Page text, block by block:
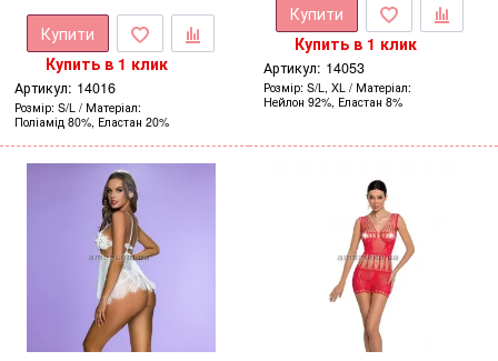
Купити
Купить в 1 клик
Артикул: 14016
Розмір S/L
Матеріал
Поліамід 80%, Еластан 20%
Купити
Купить в 1 клик
Артикул: 14053
Розмір S/L, XL
Матеріал
Нейлон 92%, Еластан 8%